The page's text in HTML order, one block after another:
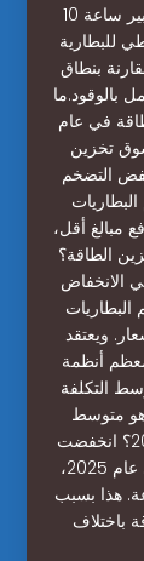
بالنسبة لمنزل متوسط الحجم، 48 فولت 200 أمبير ساعة 10
للبطارية
أمريكي، مقارنة بنطاق
تعمل بالوقود.ما
في عام
سوق تخزين
خفض التضخم
مبالغ أقل،
الطاقة؟
الانخفاض
البطاريات
ويعتقد
تكلفة معظم أنظمة
التكلفة
الطاقة في عام 2025؟ما هو متوسط
التكلفة الحالية لأنظمة تخزين الطاقة في عام 2025؟ انخفضت
أسعار تخزين البطاريات كثيرًا منذ عام 2010. وفي عام 2025،
ساعة. هذا بسبب
باختلاف